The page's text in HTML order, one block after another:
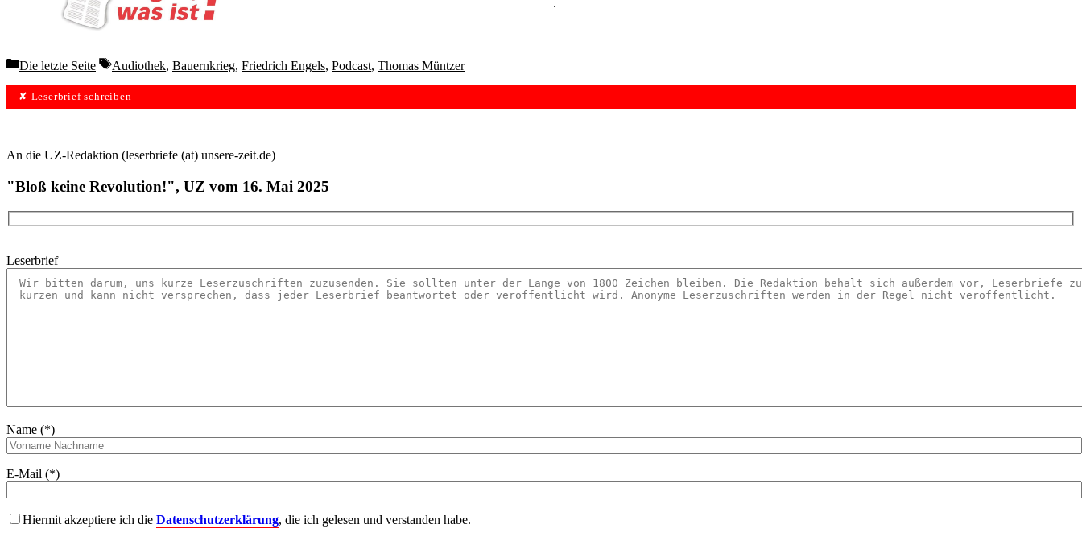
.
Categories
Die letzte Seite Tags
Audiothek, Bauernkrieg, Friedrich Engels, Podcast, Thomas Müntzer
✘ Leserbrief schreiben
An die UZ-Redaktion (leserbriefe (at) unsere-zeit.de)
"Bloß keine Revolution!", UZ vom 16. Mai 2025
Leserbrief
Name (*)
E-Mail (*)
Hiermit akzeptiere ich die Datenschutzerklärung, die ich gelesen und verstanden habe.